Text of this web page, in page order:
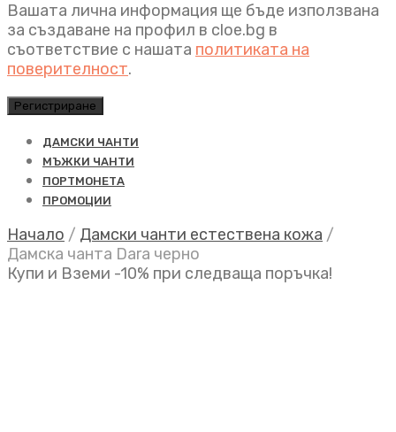
Вашата лична информация ще бъде използвана
за създаване на профил в cloe.bg в
съответствие с нашата политиката на
поверителност.
Регистриране
ДАМСКИ ЧАНТИ
МЪЖКИ ЧАНТИ
ПОРТМОНЕТА
ПРОМОЦИИ
Начало / Дамски чанти естествена кожа /
Дамска чанта Dara черно
Купи и Вземи -10% при следваща поръчка!